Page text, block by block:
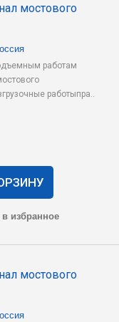
мостового
работам
работыпра..
избранное
мостового